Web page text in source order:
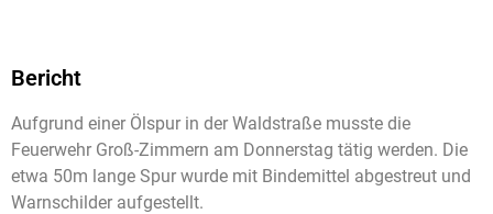
Bericht
Aufgrund einer Ölspur in der Waldstraße musste die
Feuerwehr Groß-Zimmern am Donnerstag tätig werden. Die
etwa 50m lange Spur wurde mit Bindemittel abgestreut und
Warnschilder aufgestellt.